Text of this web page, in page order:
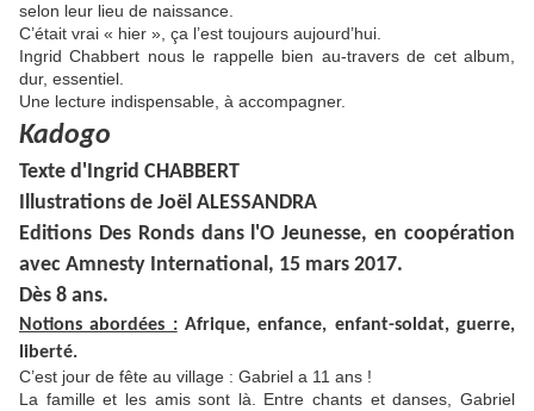
selon leur lieu de naissance.
C’était vrai « hier », ça l’est toujours aujourd’hui.
Ingrid Chabbert nous le rappelle bien au-travers de cet album,
dur, essentiel.
Une lecture indispensable, à accompagner.
Kadogo
Texte d'Ingrid CHABBERT
Illustrations de Joël ALESSANDRA
Editions Des Ronds dans l'O Jeunesse, en coopération
avec Amnesty International, 15 mars 2017.
Dès 8 ans.
Notions abordées :Afrique, enfance, enfant-soldat, guerre,
liberté.
C’est jour de fête au village : Gabriel a 11 ans !
La famille et les amis sont là. Entre chants et danses, Gabriel